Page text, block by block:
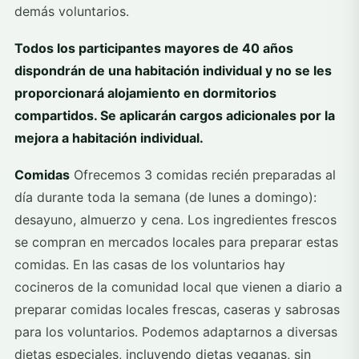
demás voluntarios.
Todos los participantes mayores de 40 años
dispondrán de una habitación individual y no se les
proporcionará alojamiento en dormitorios
compartidos. Se aplicarán cargos adicionales por la
mejora a habitación individual.
Comidas Ofrecemos 3 comidas recién preparadas al
día durante toda la semana (de lunes a domingo):
desayuno, almuerzo y cena. Los ingredientes frescos
se compran en mercados locales para preparar estas
comidas. En las casas de los voluntarios hay
cocineros de la comunidad local que vienen a diario a
preparar comidas locales frescas, caseras y sabrosas
para los voluntarios. Podemos adaptarnos a diversas
dietas especiales, incluyendo dietas veganas, sin